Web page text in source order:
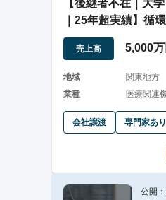
【後継者不在｜大
｜25年超実績】循
カー
売上高 5,000
地域
関東地方
業種
医療関連
会社譲渡 専門家あり
公開